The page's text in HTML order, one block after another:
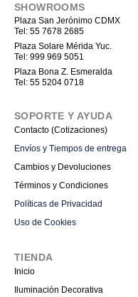
b
o
o
k
-
i
n
s
t
a
g
r
a
m
o
k
b
e
SHOWROOMS
Plaza San Jerónimo CDMX
Tel: 55 7678 2685
Plaza Solare Mérida Yuc.
Tel: 999 969 5051
Plaza Bona Z. Esmeralda
Tel: 55 5204 0718
SOPORTE Y AYUDA
Contacto (Cotizaciones)
Envíos y Tiempos de entrega
Cambios y Devoluciones
Términos y Condiciones
Políticas de Privacidad
Uso de Cookies
TIENDA
Inicio
Iluminación Decorativa